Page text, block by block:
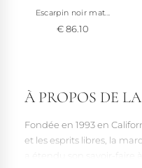
Escarpin noir mat...
€ 86.10
À PROPOS DE
Fondée en 1993 en
et les esprits libres, la
a étendu son savoir-faire